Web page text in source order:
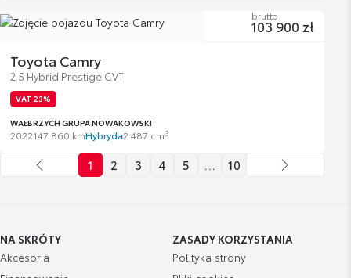
Toyota Camry
2.5 Hybrid Prestige CVT
VAT 23%
WAŁBRZYCH GRUPA NOWAKOWSKI
2022147 860 kmHybryda2 487 cm3
brutto
103 900 zł
1 2 3 4 5 … 10
NA SKRÓTY
Akcesoria
ZASADY KORZYSTANIA
Polityka strony